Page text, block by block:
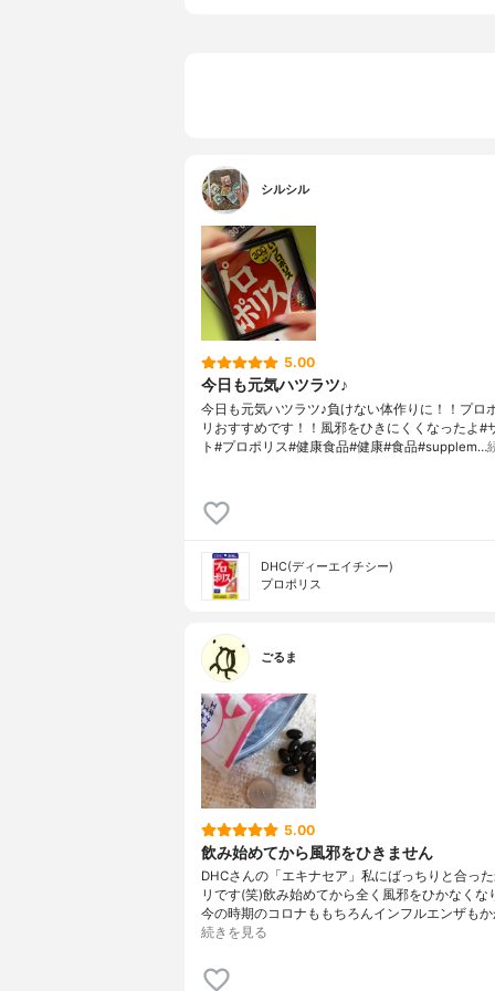
シルシル
5.00
今日も元気ハツラツ♪
今日も元気ハツラツ♪負けない体作りに！！プロ
リおすすめです！！風邪をひきにくくなったよ#
ト#プロポリス#健康食品#健康#食品#supplem…
DHC(ディーエイチシー)
プロポリス
ごるま
5.00
飲み始めてから風邪をひきません
DHCさんの「エキナセア」私にばっちりと合っ
リです(笑)飲み始めてから全く風邪をひかなくな
今の時期のコロナももちろんインフルエンザも
続きを見る